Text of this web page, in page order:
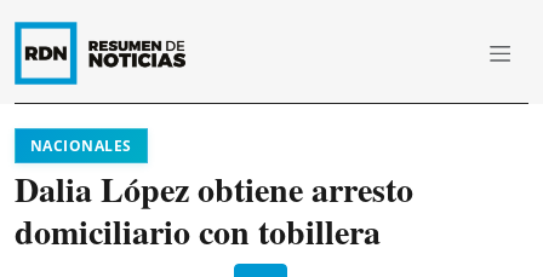
NACIONALES
Dalia López obtiene arresto
domiciliario con tobillera